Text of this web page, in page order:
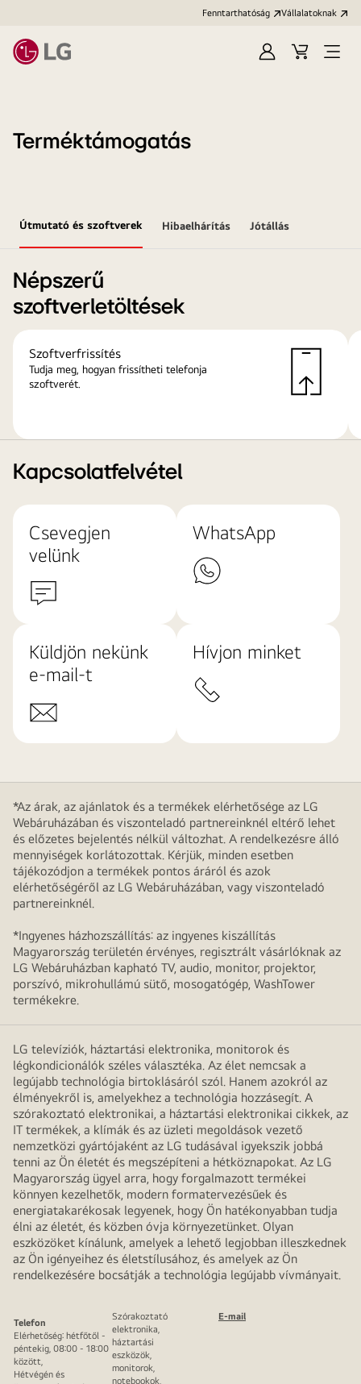
Fenntarthatóság Vállalatoknak
Bejelentkezés
KosárMenü
Terméktámogatás
Útmutató és szoftverek Hibaelhárítás Jótállás
Népszerű
szoftverletöltések
Szoftverfrissítés
Tudja meg, hogyan frissítheti telefonja
szoftverét.
Kapcsolatfelvétel
Csevegjen
velünk
WhatsApp
Küldjön nekünk
e-mail-t
Hívjon minket
*Az árak, az ajánlatok és a termékek elérhetősége az LG
Webáruházában és viszonteladó partnereinknél eltérő lehet
és előzetes bejelentés nélkül változhat. A rendelkezésre álló
mennyiségek korlátozottak. Kérjük, minden esetben
tájékozódjon a termékek pontos áráról és azok
elérhetőségéről az LG Webáruházában, vagy viszonteladó
partnereinknél.
*Ingyenes házhozszállítás: az ingyenes kiszállítás
Magyarország területén érvényes, regisztrált vásárlóknak az
LG Webáruházban kapható TV, audio, monitor, projektor,
porszívó, mikrohullámú sütő, mosogatógép, WashTower
termékekre.
LG televíziók, háztartási elektronika, monitorok és
légkondicionálók széles választéka. Az élet nemcsak a
legújabb technológia birtoklásáról szól. Hanem azokról az
élményekről is, amelyekhez a technológia hozzásegít. A
szórakoztató elektronikai, a háztartási elektronikai cikkek, az
IT termékek, a klímák és az üzleti megoldások vezető
nemzetközi gyártójaként az LG tudásával igyekszik jobbá
tenni az Ön életét és megszépíteni a hétköznapokat. Az LG
Magyarország ügyel arra, hogy forgalmazott termékei
könnyen kezelhetők, modern formatervezésűek és
energiatakarékosak legyenek, hogy Ön hatékonyabban tudja
élni az életét, és közben óvja környezetünket. Olyan
eszközöket kínálunk, amelyek a lehető legjobban illeszkednek
az Ön igényeihez és életstílusához, és amelyek az Ön
rendelkezésére bocsátják a technológia legújabb vívmányait.
Telefon
Elérhetőség: hétfőtől -
péntekig, 08:00 - 18:00
között,
Hétvégén és
Szórakoztató
elektronika,
háztartási
eszközök,
monitorok,
notebookok,
E-mail